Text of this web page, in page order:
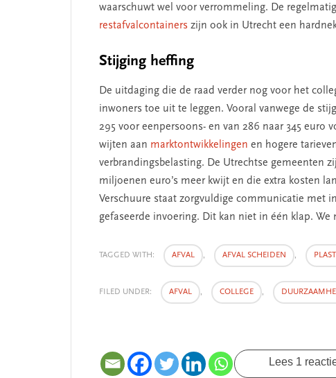
waarschuwt wel voor verrommeling. De
restafvalcontainers zijn ook in Utrecht een
Stijging heffing
De uitdaging die de raad verder nog voor het
inwoners toe uit te leggen. Vooral vanwege de
295 voor eenpersoons- en van 286 naar 345
wijten aan marktontwikkelingen en hogere
verbrandingsbelasting. De Utrechtse gemeenten
miljoenen euro’s meer kwijt en die extra kosten
Verschuure staat zorgvuldige communicatie met
gefaseerde invoering. Dit kan niet in één klap.
TAGGED WITH: AFVAL , AFVAL SCHEIDEN ,
FILED UNDER: AFVAL , COLLEGE ,
Lees 1